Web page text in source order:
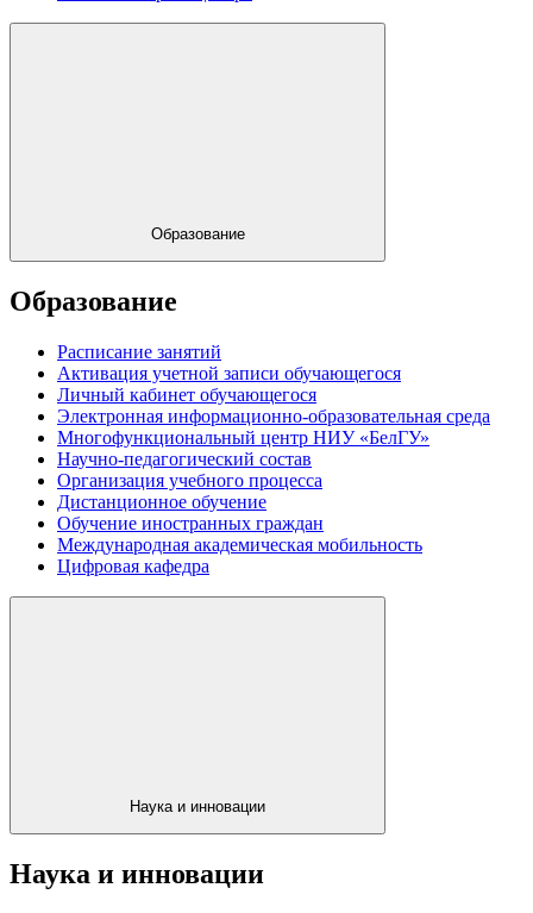
Образование
Образование
Расписание занятий
Активация учетной записи обучающегося
Личный кабинет обучающегося
Электронная информационно-образовательная среда
Многофункциональный центр НИУ «БелГУ»
Научно-педагогический состав
Организация учебного процесса
Дистанционное обучение
Обучение иностранных граждан
Международная академическая мобильность
Цифровая кафедра
Наука и инновации
Наука и инновации